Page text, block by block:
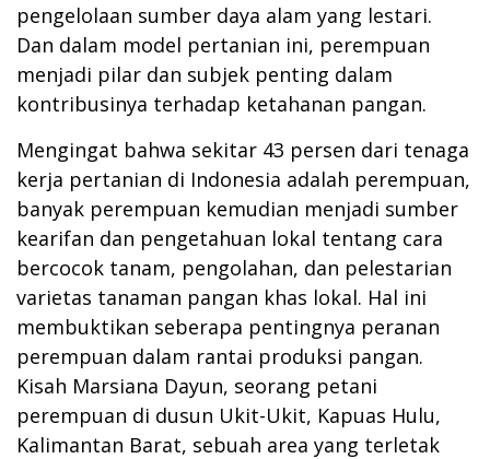
pengelolaan sumber daya alam yang lestari.
Dan dalam model pertanian ini, perempuan
menjadi pilar dan subjek penting dalam
kontribusinya terhadap ketahanan pangan.
Mengingat bahwa sekitar 43 persen dari tenaga
kerja pertanian di Indonesia adalah perempuan,
banyak perempuan kemudian menjadi sumber
kearifan dan pengetahuan lokal tentang cara
bercocok tanam, pengolahan, dan pelestarian
varietas tanaman pangan khas lokal. Hal ini
membuktikan seberapa pentingnya peranan
perempuan dalam rantai produksi pangan.
Kisah Marsiana Dayun, seorang petani
perempuan di dusun Ukit-Ukit, Kapuas Hulu,
Kalimantan Barat, sebuah area yang terletak